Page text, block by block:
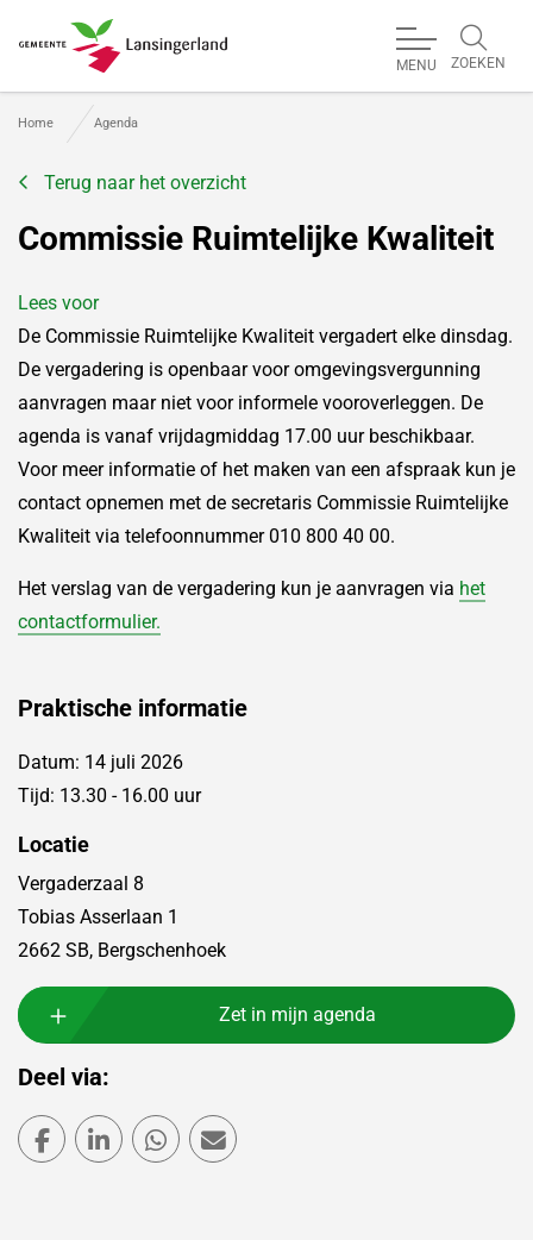
MENU ZOEKEN
Home Agenda
Terug naar het overzicht
Commissie Ruimtelijke Kwaliteit
Lees voor
De Commissie Ruimtelijke Kwaliteit vergadert elke dinsdag.
De vergadering is openbaar voor omgevingsvergunning
aanvragen maar niet voor informele vooroverleggen. De
agenda is vanaf vrijdagmiddag 17.00 uur beschikbaar.
Voor meer informatie of het maken van een afspraak kun je
contact opnemen met de secretaris Commissie Ruimtelijke
Kwaliteit via telefoonnummer 010 800 40 00.
Het verslag van de vergadering kun je aanvragen via het
contactformulier.
Praktische informatie
Datum: 14 juli 2026
Tijd: 13.30 - 16.00 uur
Locatie
Vergaderzaal 8
Tobias Asserlaan 1
2662 SB, Bergschenhoek
Zet in mijn agenda
Deel via:
Deel via Facebook
Deel via LinkedIn
Deel via WhatsApp